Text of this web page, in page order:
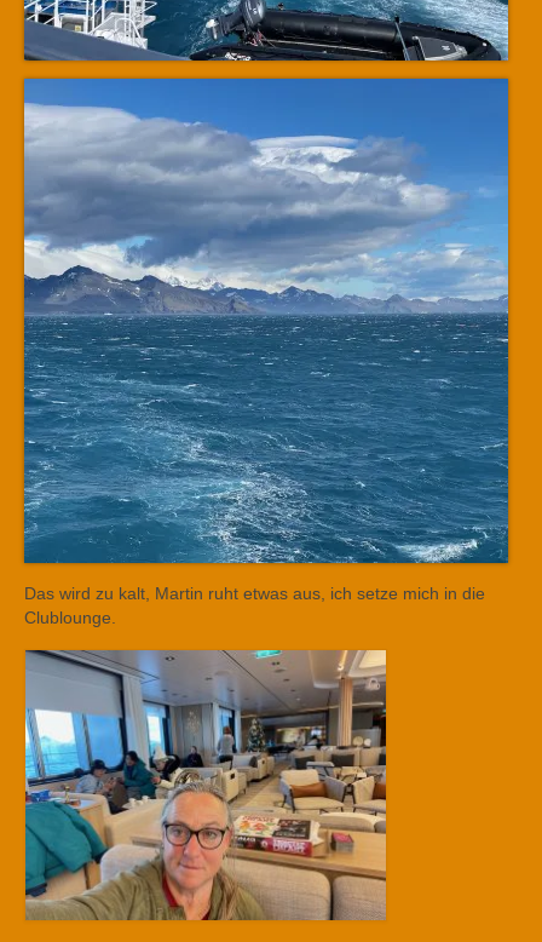
Das wird zu kalt, Martin ruht etwas aus, ich setze mich in die
Clublounge.